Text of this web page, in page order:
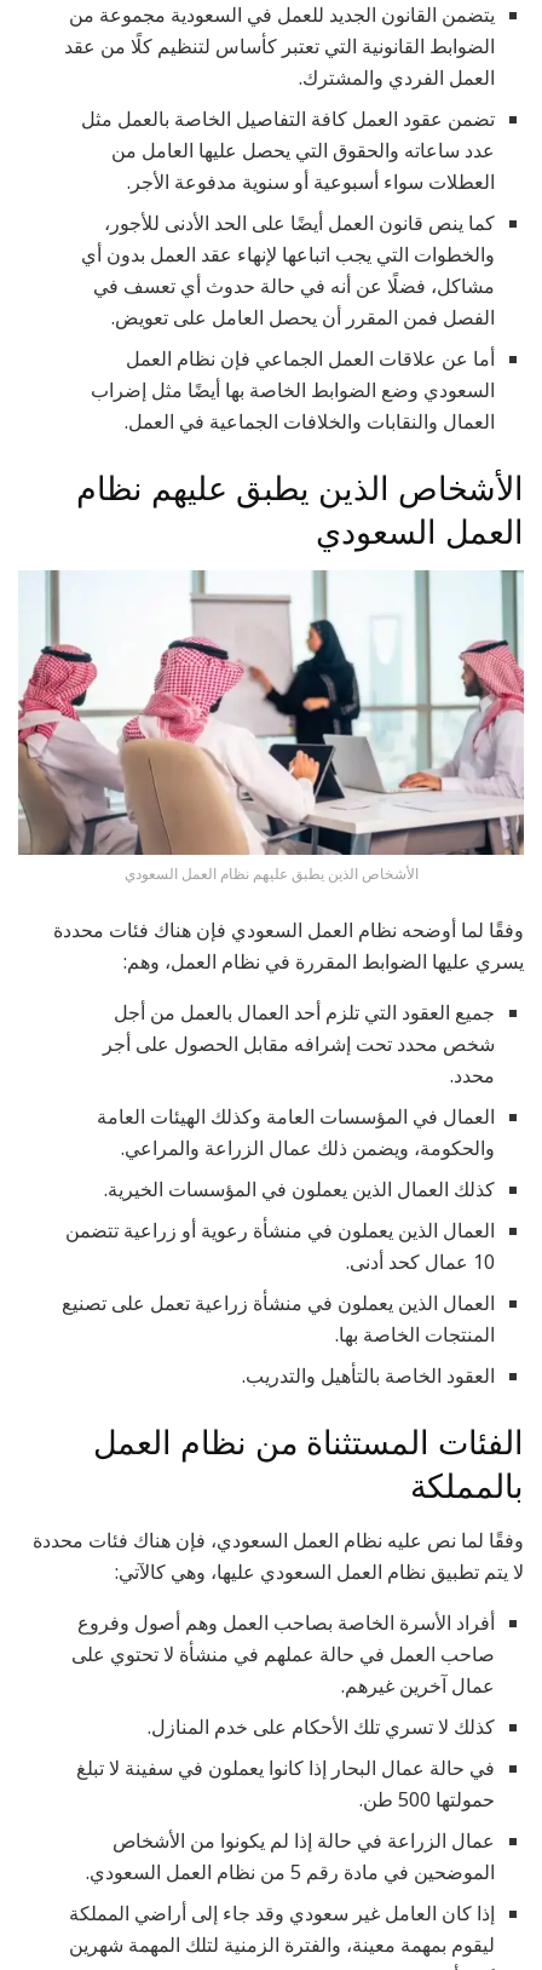
يتضمن القانون الجديد للعمل في السعودية مجموعة من
الضوابط القانونية التي تعتبر كأساس لتنظيم كلًا من عقد
العمل الفردي والمشترك.
تضمن عقود العمل كافة التفاصيل الخاصة بالعمل مثل
عدد ساعاته والحقوق التي يحصل عليها العامل من
العطلات سواء أسبوعية أو سنوية مدفوعة الأجر.
كما ينص قانون العمل أيضًا على الحد الأدنى للأجور،
والخطوات التي يجب اتباعها لإنهاء عقد العمل بدون أي
مشاكل، فضلًا عن أنه في حالة حدوث أي تعسف في
الفصل فمن المقرر أن يحصل العامل على تعويض.
أما عن علاقات العمل الجماعي فإن نظام العمل
السعودي وضع الضوابط الخاصة بها أيضًا مثل إضراب
العمال والنقابات والخلافات الجماعية في العمل.
الأشخاص الذين يطبق عليهم نظام
العمل السعودي
الأشخاص الذين يطبق عليهم نظام العمل السعودي
وفقًا لما أوضحه نظام العمل السعودي فإن هناك فئات محددة
يسري عليها الضوابط المقررة في نظام العمل، وهم:
جميع العقود التي تلزم أحد العمال بالعمل من أجل
شخص محدد تحت إشرافه مقابل الحصول على أجر
محدد.
العمال في المؤسسات العامة وكذلك الهيئات العامة
والحكومة، ويضمن ذلك عمال الزراعة والمراعي.
كذلك العمال الذين يعملون في المؤسسات الخيرية.
العمال الذين يعملون في منشأة رعوية أو زراعية تتضمن
10 عمال كحد أدنى.
العمال الذين يعملون في منشأة زراعية تعمل على تصنيع
المنتجات الخاصة بها.
العقود الخاصة بالتأهيل والتدريب.
الفئات المستثناة من نظام العمل
بالمملكة
وفقًا لما نص عليه نظام العمل السعودي، فإن هناك فئات محددة
لا يتم تطبيق نظام العمل السعودي عليها، وهي كالآتي:
أفراد الأسرة الخاصة بصاحب العمل وهم أصول وفروع
صاحب العمل في حالة عملهم في منشأة لا تحتوي على
عمال آخرين غيرهم.
كذلك لا تسري تلك الأحكام على خدم المنازل.
في حالة عمال البحار إذا كانوا يعملون في سفينة لا تبلغ
حمولتها 500 طن.
عمال الزراعة في حالة إذا لم يكونوا من الأشخاص
الموضحين في مادة رقم 5 من نظام العمل السعودي.
إذا كان العامل غير سعودي وقد جاء إلى أراضي المملكة
ليقوم بمهمة معينة، والفترة الزمنية لتلك المهمة شهرين